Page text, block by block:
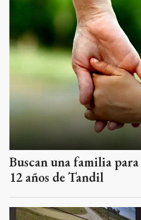
Buscan una familia
12 años de Tandil